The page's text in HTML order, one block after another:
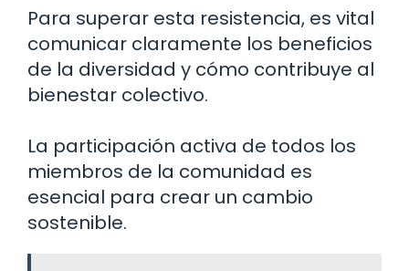
Para superar esta resistencia, es vital
comunicar claramente los beneficios
de la diversidad y cómo contribuye al
bienestar colectivo.
La participación activa de todos los
miembros de la comunidad es
esencial para crear un cambio
sostenible.